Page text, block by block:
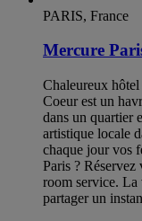
PARIS, France
Mercure
Chaleureux
Coeur est un
dans un quartier
artistique locale
chaque jour vos
Paris ? Réservez
room service. La
partager un